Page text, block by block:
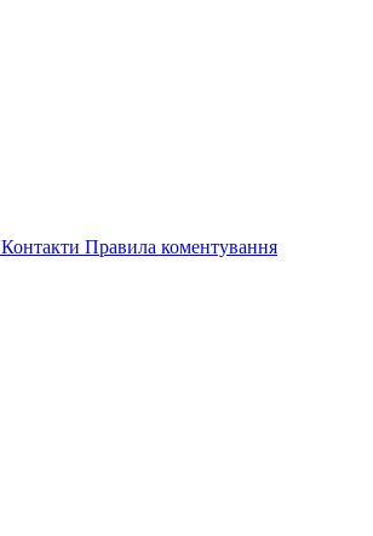
Контакти Правила коментування